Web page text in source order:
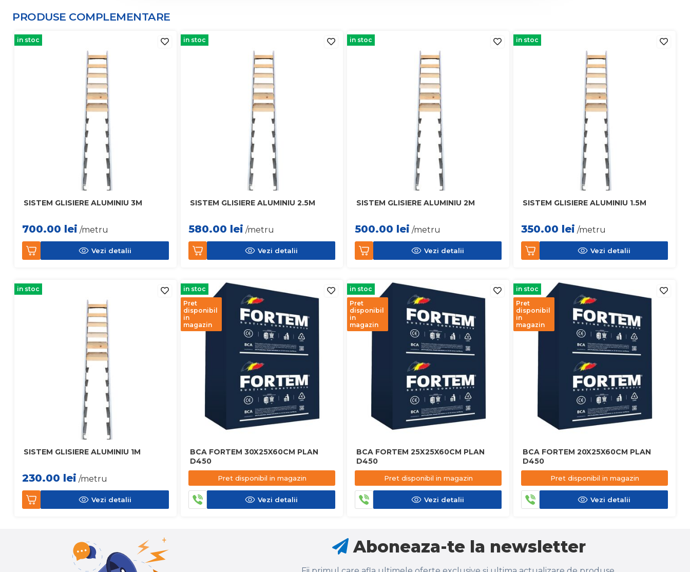
PRODUSE COMPLEMENTARE
in stoc
SISTEM GLISIERE ALUMINIU 3M
700.00 lei /metru
Vezi detalii
in stoc
SISTEM GLISIERE ALUMINIU 2.5M
580.00 lei /metru
Vezi detalii
in stoc
SISTEM GLISIERE ALUMINIU 2M
500.00 lei /metru
Vezi detalii
in stoc
SISTEM GLISIERE ALUMINIU 1.5M
350.00 lei /metru
Vezi detalii
in stoc
SISTEM GLISIERE ALUMINIU 1M
230.00 lei /metru
Vezi detalii
in stoc
Pret
disponibil
in
magazin
BCA FORTEM 30X25X60CM PLAN
D450
Pret disponibil in magazin
Vezi detalii
in stoc
Pret
disponibil
in
magazin
BCA FORTEM 25X25X60CM PLAN
D450
Pret disponibil in magazin
Vezi detalii
in stoc
Pret
disponibil
in
magazin
BCA FORTEM 20X25X60CM PLAN
D450
Pret disponibil in magazin
Vezi detalii
Aboneaza-te la newsletter